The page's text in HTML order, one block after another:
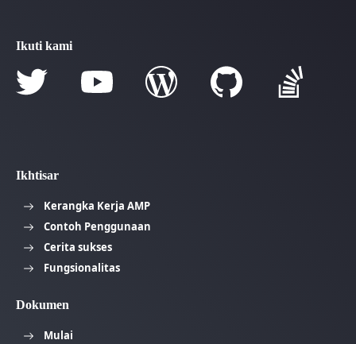
Ikuti kami
Ikhtisar
Kerangka Kerja AMP
Contoh Penggunaan
Cerita sukses
Fungsionalitas
Dokumen
Mulai